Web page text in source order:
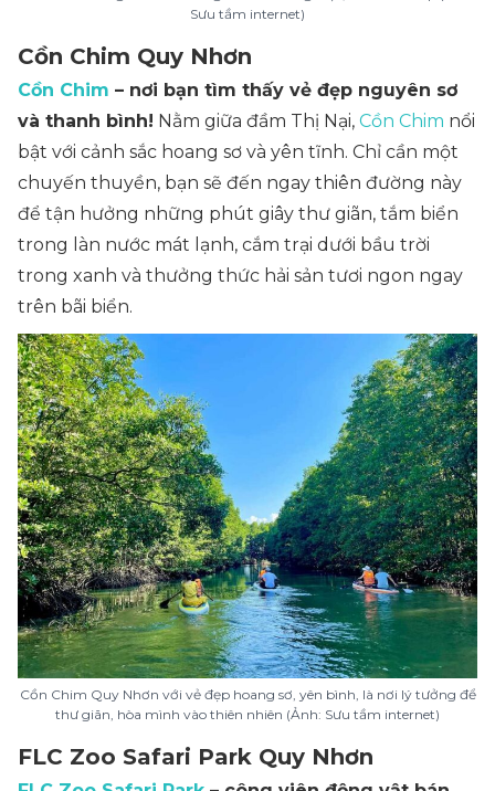
Sưu tầm internet)
Cồn Chim Quy Nhơn
Cồn Chim – nơi bạn tìm thấy vẻ đẹp nguyên sơ
và thanh bình! Nằm giữa đầm Thị Nại, Cồn Chim nổi
bật với cảnh sắc hoang sơ và yên tĩnh. Chỉ cần một
chuyến thuyền, bạn sẽ đến ngay thiên đường này
để tận hưởng những phút giây thư giãn, tắm biển
trong làn nước mát lạnh, cắm trại dưới bầu trời
trong xanh và thưởng thức hải sản tươi ngon ngay
trên bãi biển.
Cồn Chim Quy Nhơn với vẻ đẹp hoang sơ, yên bình, là nơi lý tưởng để
thư giãn, hòa mình vào thiên nhiên (Ảnh: Sưu tầm internet)
FLC Zoo Safari Park Quy Nhơn